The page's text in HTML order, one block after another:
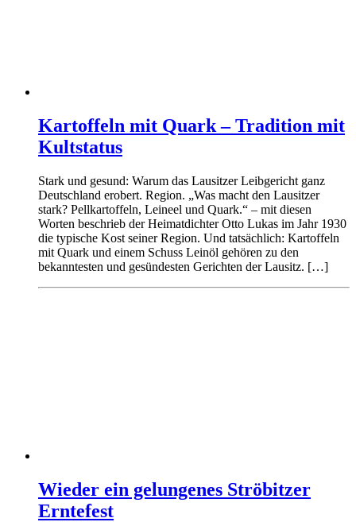
Kartoffeln mit Quark – Tradition mit
Kultstatus
Stark und gesund: Warum das Lausitzer Leibgericht ganz
Deutschland erobert. Region. „Was macht den Lausitzer
stark? Pellkartoffeln, Leineel und Quark.“ – mit diesen
Worten beschrieb der Heimatdichter Otto Lukas im Jahr 1930
die typische Kost seiner Region. Und tatsächlich: Kartoffeln
mit Quark und einem Schuss Leinöl gehören zu den
bekanntesten und gesündesten Gerichten der Lausitz. […]
Wieder ein gelungenes Ströbitzer
Erntefest